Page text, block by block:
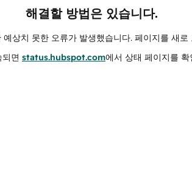
해결할 방법은 있습니다.
상치 못한 오류가 발생했습니다. 페이지를 새로
면 status.hubspot.com에서 상태 페이지를 확